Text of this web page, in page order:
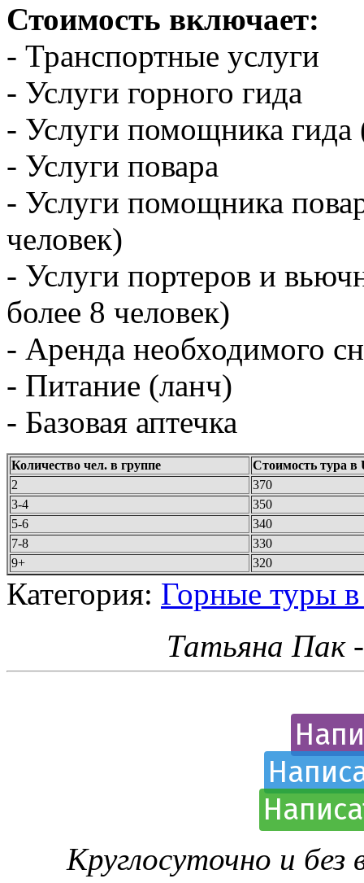
Стоимость включает:
- Транспортные услуги
- Услуги горного гида
- Услуги помощника гида
- Услуги повара
- Услуги помощника
человек)
- Услуги портеров и
более 8 человек)
- Аренда необходимого
- Питание (ланч)
- Базовая аптечка
Количество чел. в группе
Стоимость тура в
2
370
3-4
350
5-6
340
7-8
330
9+
320
Категория: Горные туры в
Татьяна Пак
Круглосуточно и